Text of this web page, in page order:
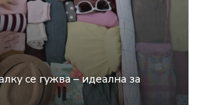
се гужва – идеална за